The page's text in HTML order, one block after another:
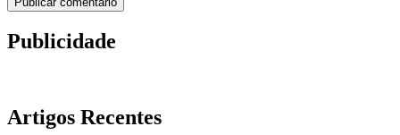
Publicidade
Artigos Recentes